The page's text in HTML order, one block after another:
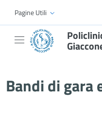
Skip to Main Content
Pagine Utili
Bandi di gara